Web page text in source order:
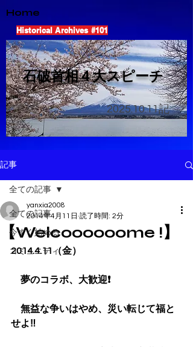
Home
Historical Archives #101
​石破首相４大スピーチ
2025.10.11記
記事
全ての記事
今すぐ始める
コミュニティ
全ての記事
【Welcoooooome !】
yanxia2008
2014年4月11日 読了時間: 2分
2014.4.11（金）
夢のコラボ、大歓迎❗️
無益な争いはやめ、災い転じて福と
せよ‼︎